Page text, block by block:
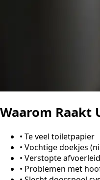
Waarom Raakt
• Te veel toiletpapier
• Vochtige doekjes
• Verstopte
• Problemen met